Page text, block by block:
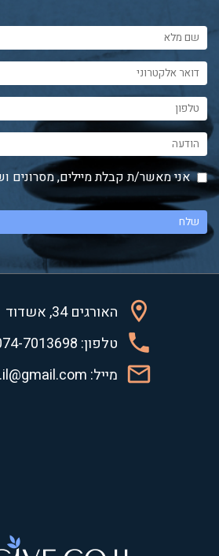
אני מאשר/ת קבלת מיילים, מסרונים
האורגים 34, אשדוד
טלפון: 074-7013698
מייל: 2give.co.il@gmail.com